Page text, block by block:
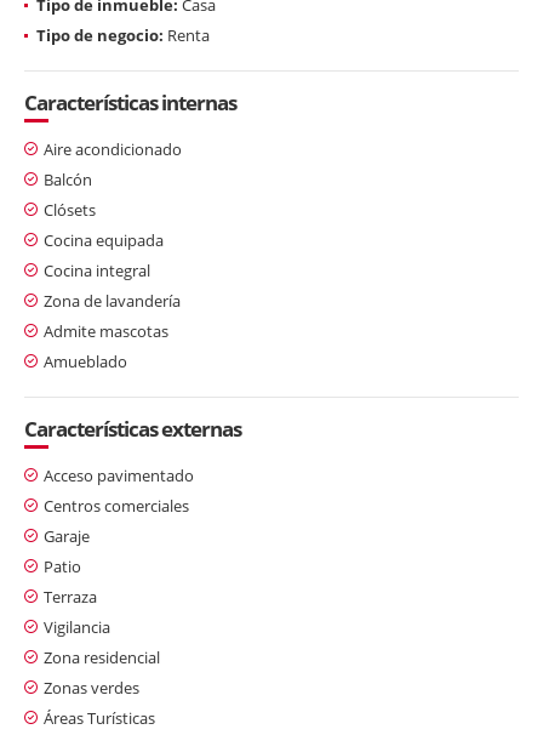
Tipo de inmueble: Casa
Tipo de negocio: Renta
Características internas
Aire acondicionado
Balcón
Clósets
Cocina equipada
Cocina integral
Zona de lavandería
Admite mascotas
Amueblado
Características externas
Acceso pavimentado
Centros comerciales
Garaje
Patio
Terraza
Vigilancia
Zona residencial
Zonas verdes
Áreas Turísticas